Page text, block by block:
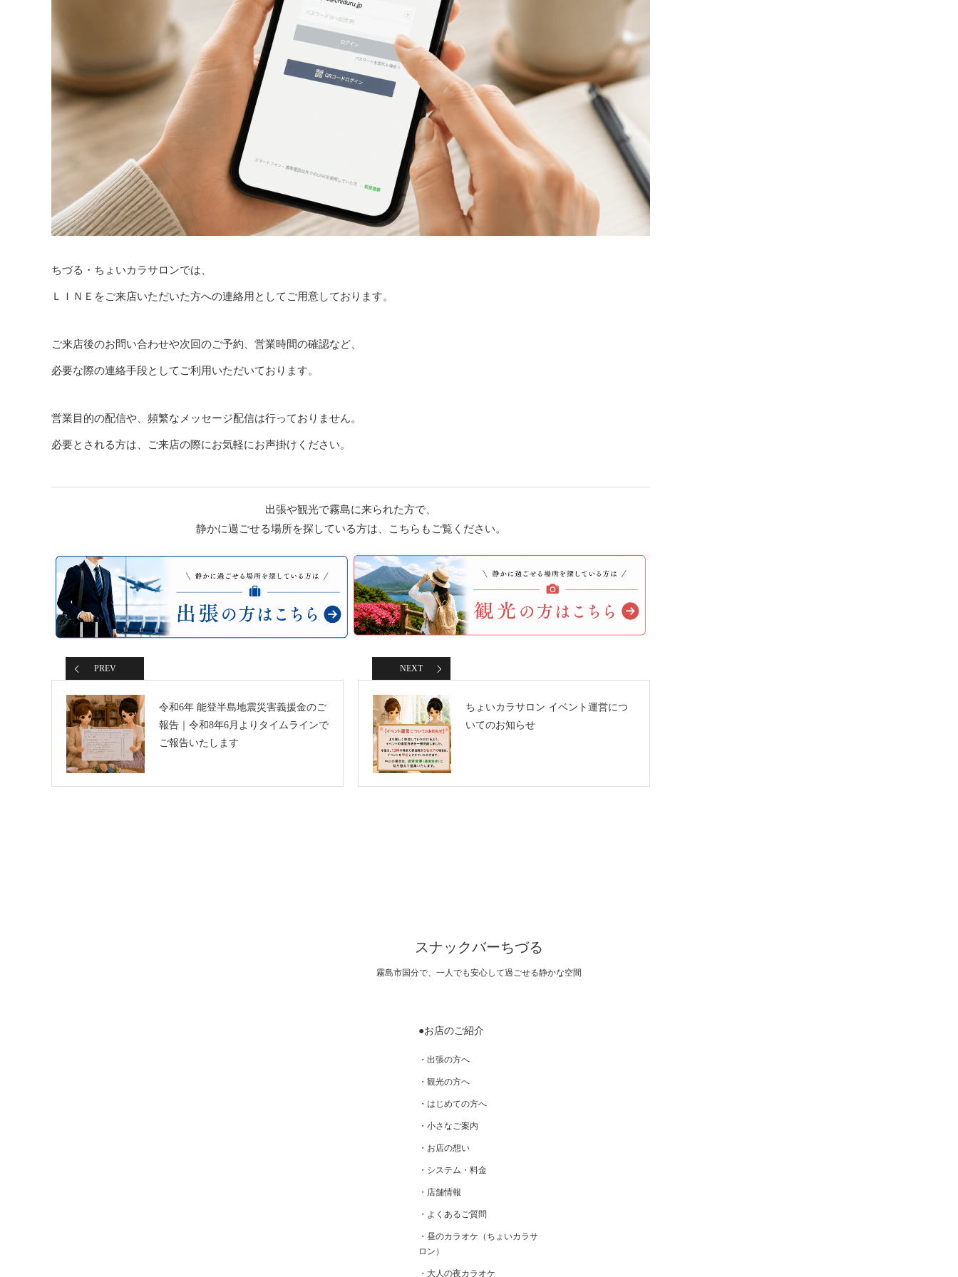
ちづる・ちょいカラサロンでは、
ＬＩＮＥをご来店いただいた方への連絡用としてご用意しております。
ご来店後のお問い合わせや次回のご予約、営業時間の確認など、
必要な際の連絡手段としてご利用いただいております。
営業目的の配信や、頻繁なメッセージ配信は行っておりません。
必要とされる方は、ご来店の際にお気軽にお声掛けください。
出張や観光で霧島に来られた方で、
静かに過ごせる場所を探している方は、こちらもご覧ください。
PREV
令和6年 能登半島地震災害義援金のご
報告｜令和8年6月よりタイムラインで
ご報告いたします
NEXT
ちょいカラサロン イベント運営につ
いてのお知らせ
スナックバーちづる
霧島市国分で、一人でも安心して過ごせる静かな空間
●お店のご紹介
・出張の方へ
・観光の方へ
・はじめての方へ
・小さなご案内
・お店の想い
・システム・料金
・店舗情報
・よくあるご質問
・昼のカラオケ（ちょいカラサ
ロン）
・大人の夜カラオケ